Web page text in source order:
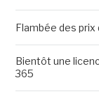
Flambée des prix
Bientôt une
365